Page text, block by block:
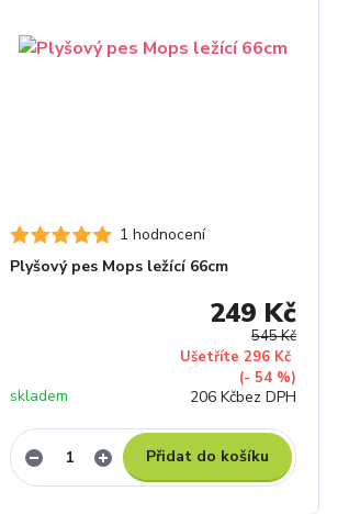
1 hodnocení
Plyšový pes Mops ležící 66cm
545 Kč
Ušetříte 296 Kč
(- 54 %)
249 Kč
206 Kčbez DPH
skladem
Přidat do košíku